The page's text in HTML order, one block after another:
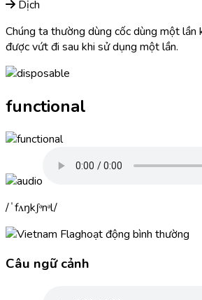
Dịch
Chúng ta thường dùng cốc dùng một lần
được vứt đi sau khi sử dụng một lần.
functional
ˈfʌŋkʃᵊnᵊl
hoạt động bình thường
Câu ngữ cảnh